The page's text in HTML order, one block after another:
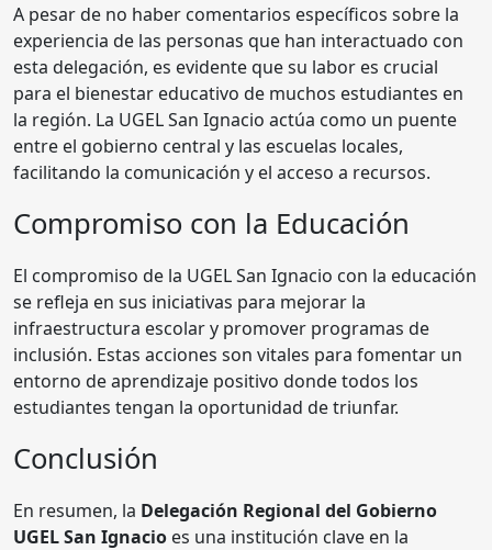
A pesar de no haber comentarios específicos sobre la
experiencia de las personas que han interactuado con
esta delegación, es evidente que su labor es crucial
para el bienestar educativo de muchos estudiantes en
la región. La UGEL San Ignacio actúa como un puente
entre el gobierno central y las escuelas locales,
facilitando la comunicación y el acceso a recursos.
Compromiso con la Educación
El compromiso de la UGEL San Ignacio con la educación
se refleja en sus iniciativas para mejorar la
infraestructura escolar y promover programas de
inclusión. Estas acciones son vitales para fomentar un
entorno de aprendizaje positivo donde todos los
estudiantes tengan la oportunidad de triunfar.
Conclusión
En resumen, la Delegación Regional del Gobierno
UGEL San Ignacio es una institución clave en la